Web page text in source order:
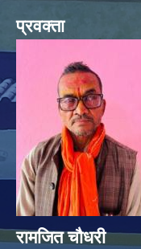
प्रवक्ता
रामजित चौधरी